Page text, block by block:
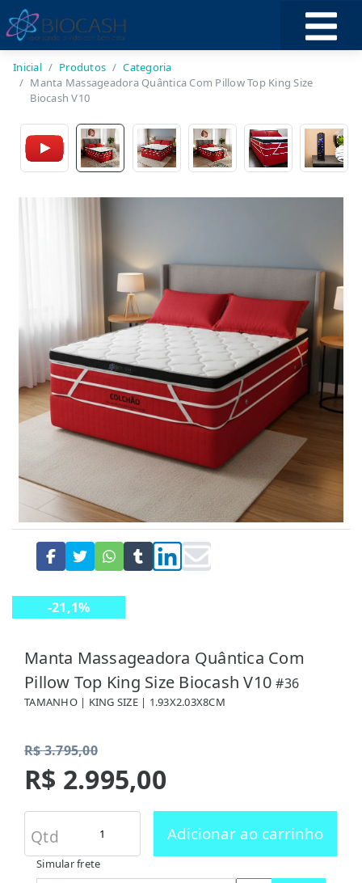
Inicial Produtos
Categoria
Manta Massageadora Quântica Com Pillow Top King Size
Biocash V10
-21,1%
Manta Massageadora Quântica Com
Pillow Top King Size Biocash V10 #36
TAMANHO | KING SIZE | 1.93X2.03X8CM
R$ 3.795,00
R$ 2.995,00
Qtd Adicionar ao carrinho
Simular frete